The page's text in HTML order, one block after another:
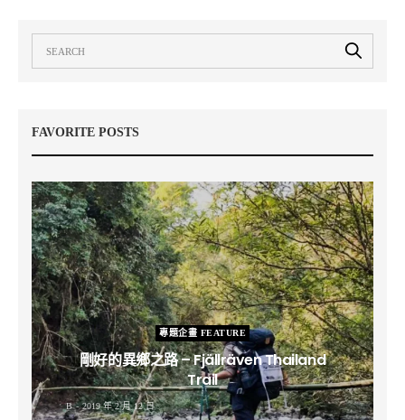
FAVORITE POSTS
專題企畫 FEATURE
剛好的異鄉之路 – Fjällräven Thailand
Trail
B 2019 年 2 月 12 日